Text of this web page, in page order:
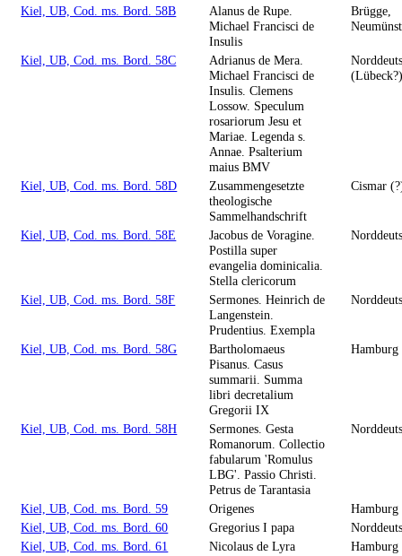
Kiel, UB, Cod. ms. Bord. 58B
Alanus de Rupe.
Michael Francisci de
Insulis
Brügge,
Kiel, UB, Cod. ms. Bord. 58C
Adrianus de Mera.
Michael Francisci de
Insulis. Clemens
Lossow. Speculum
rosariorum Jesu et
Mariae. Legenda s.
Annae. Psalterium
maius BMV
Kiel, UB, Cod. ms. Bord. 58D
Zusammengesetzte
theologische
Sammelhandschrift
Cismar
Kiel, UB, Cod. ms. Bord. 58E
Jacobus de Voragine.
Postilla super
evangelia dominicalia.
Stella clericorum
Kiel, UB, Cod. ms. Bord. 58F
Sermones. Heinrich de
Langenstein.
Prudentius. Exempla
Kiel, UB, Cod. ms. Bord. 58G
Bartholomaeus
Pisanus. Casus
summarii. Summa
libri decretalium
Gregorii IX
Hamburg
Kiel, UB, Cod. ms. Bord. 58H
Sermones. Gesta
Romanorum. Collectio
fabularum 'Romulus
LBG'. Passio Christi.
Petrus de Tarantasia
Kiel, UB, Cod. ms. Bord. 59 Origenes
Hamburg
Kiel, UB, Cod. ms. Bord. 60
Gregorius I papa
Kiel, UB, Cod. ms. Bord. 61
Nicolaus de Lyra
Hamburg